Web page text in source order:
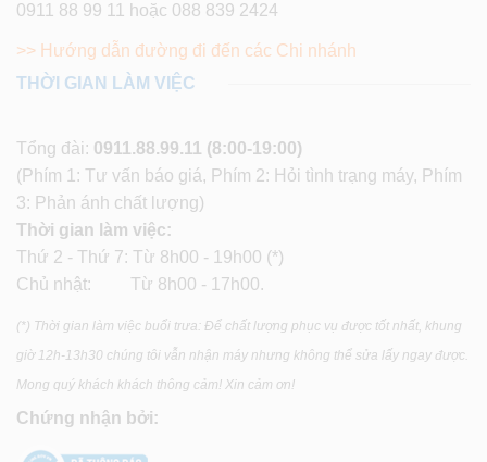
0911 88 99 11 hoặc 088 839 2424
>> Hướng dẫn đường đi đến các Chi nhánh
THỜI GIAN LÀM VIỆC
Tổng đài: 0911.88.99.11 (8:00-19:00)
(Phím 1: Tư vấn báo giá, Phím 2: Hỏi tình trạng máy, Phím
3: Phản ánh chất lượng)
Thời gian làm việc:
Thứ 2 - Thứ 7: Từ 8h00 - 19h00 (*)
Chủ nhật: Từ 8h00 - 17h00.
(*) Thời gian làm việc buổi trưa: Để chất lượng phục vụ được tốt nhất, khung
giờ 12h-13h30 chúng tôi vẫn nhận máy nhưng không thể sửa lấy ngay được.
Mong quý khách khách thông cảm! Xin cảm ơn!
Chứng nhận bởi: